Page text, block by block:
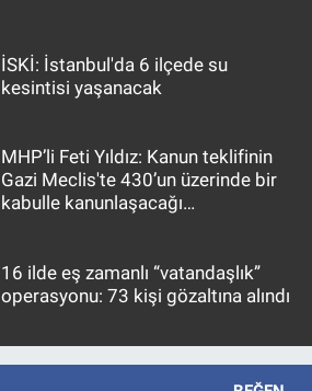
İSKİ: İstanbul'da 6 ilçede su
kesintisi yaşanacak
MHP’li Feti Yıldız: Kanun teklifinin
Gazi Meclis'te 430’un üzerinde bir
kabulle kanunlaşacağı
16 ilde eş zamanlı “vatandaşlık”
operasyonu: 73 kişi gözaltına alındı